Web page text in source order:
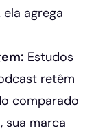
agrega
Estudos
retêm
comparado
sua marca